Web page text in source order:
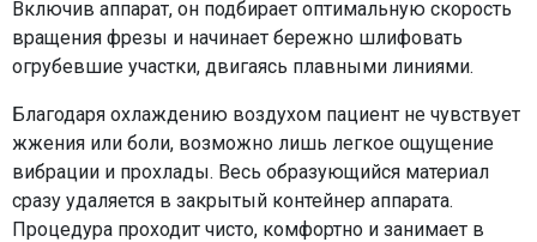
Включив аппарат, он подбирает оптимальную скорость
вращения фрезы и начинает бережно шлифовать
огрубевшие участки, двигаясь плавными линиями.
Благодаря охлаждению воздухом пациент не чувствует
жжения или боли, возможно лишь легкое ощущение
вибрации и прохлады. Весь образующийся материал
сразу удаляется в закрытый контейнер аппарата.
Процедура проходит чисто, комфортно и занимает в